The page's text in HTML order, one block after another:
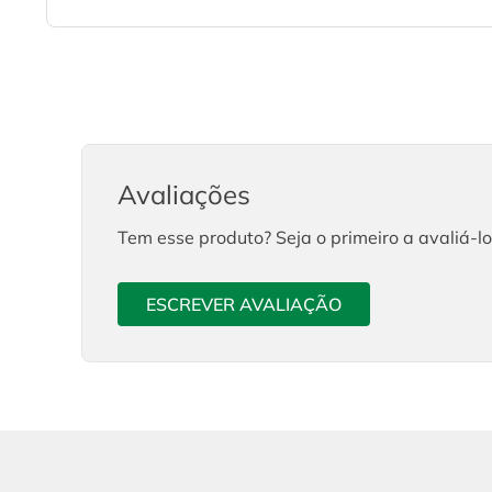
Avaliações
Tem esse produto? Seja o primeiro a avaliá-
ESCREVER AVALIAÇÃO